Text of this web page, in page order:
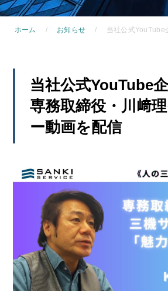
ホーム お知らせ 当社公式
当社公式YouTube
専務取締役・川﨑
ー動画を配信